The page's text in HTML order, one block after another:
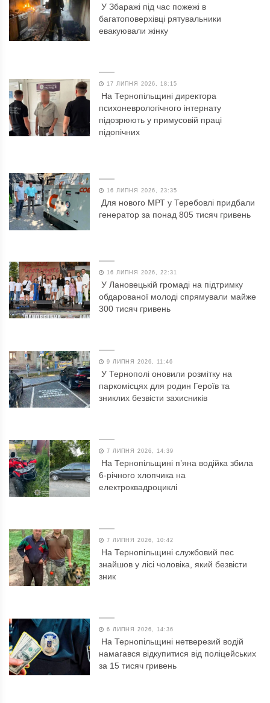
У Збаражі під час пожежі в
багатоповерхівці рятувальники
евакуювали жінку
17 ЛИПНЯ 2026, 18:15
На Тернопільщині директора
психоневрологічного інтернату
підозрюють у примусовій праці
підопічних
16 ЛИПНЯ 2026, 23:35
Для нового МРТ у Теребовлі придбали
генератор за понад 805 тисяч гривень
16 ЛИПНЯ 2026, 22:31
У Лановецькій громаді на підтримку
обдарованої молоді спрямували майже
300 тисяч гривень
9 ЛИПНЯ 2026, 11:46
У Тернополі оновили розмітку на
паркомісцях для родин Героїв та
зниклих безвісти захисників
7 ЛИПНЯ 2026, 14:39
На Тернопільщині п’яна водійка збила
6-річного хлопчика на
електроквадроциклі
7 ЛИПНЯ 2026, 10:42
На Тернопільщині службовий пес
знайшов у лісі чоловіка, який безвісти
зник
6 ЛИПНЯ 2026, 14:36
На Тернопільщині нетверезий водій
намагався відкупитися від поліцейських
за 15 тисяч гривень